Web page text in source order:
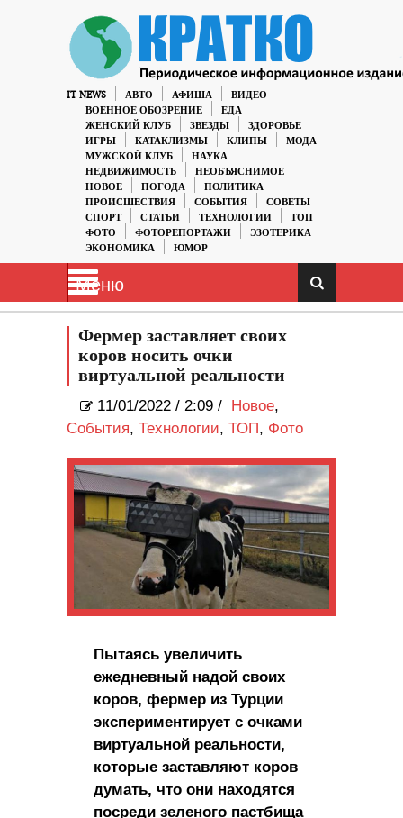
IT NEWS АВТО АФИША
ВИДЕО
ВОЕННОЕ ОБОЗРЕНИЕ
ЕДА
ЖЕНСКИЙ КЛУБ
ЗВЕЗДЫ
ЗДОРОВЬЕ
ИГРЫ
КАТАКЛИЗМЫ КЛИПЫ
МОДА
МУЖСКОЙ КЛУБ
НАУКА
НЕДВИЖИМОСТЬ
НЕОБЪЯСНИМОЕ
НОВОЕ
ПОГОДА
ПОЛИТИКА
ПРОИСШЕСТВИЯ
СОБЫТИЯ
СОВЕТЫ
СПОРТ
СТАТЬИ ТЕХНОЛОГИИ
ТОП
ФОТО
ФОТОРЕПОРТАЖИ
ЭЗОТЕРИКА
ЭКОНОМИКА
ЮМОР
Меню
Фермер заставляет своих
коров носить очки
виртуальной реальности
11/01/2022 / 2:09 / Новое,
События, Технологии, ТОП, Фото
Пытаясь увеличить
ежедневный надой своих
коров, фермер из Турции
экспериментирует с очками
виртуальной реальности,
которые заставляют коров
думать, что они находятся
посреди зеленого пастбища